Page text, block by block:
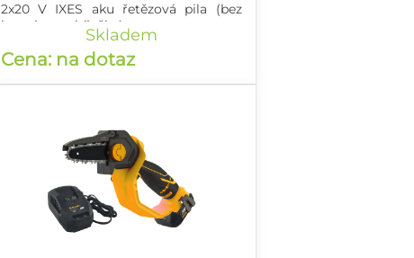
2x20 V IXES aku řetězová pila (bez
baterie a nabíječky)Skladem
Cena: na dotaz